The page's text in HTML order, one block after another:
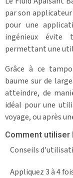
par son
pour une
ingénieux
permettant une
Grâce à ce
baume sur de
atteindre, de
idéal pour une
voyage, ou après
Comment utiliser
Conseils
Appliquez 3 à 4